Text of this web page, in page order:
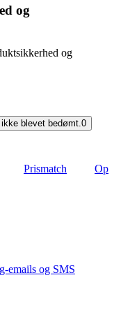
og
og
blevet bedømt. 0
Prismatch
Op
emails og SMS